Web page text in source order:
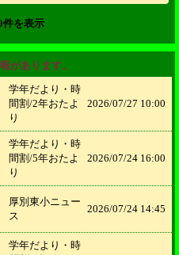
件を表示
があります。
学年だより・時
間割/2年おたよ
り
2026/07/27 10:00
学年だより・時
間割/5年おたよ
り
2026/07/24 16:00
厚別東小ニュー
ス
2026/07/24 14:45
学年だより・時